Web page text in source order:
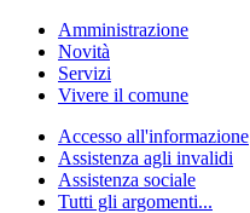
Amministrazione
Novità
Servizi
Vivere il comune
Accesso all'informazione
Assistenza agli invalidi
Assistenza sociale
Tutti gli argomenti...